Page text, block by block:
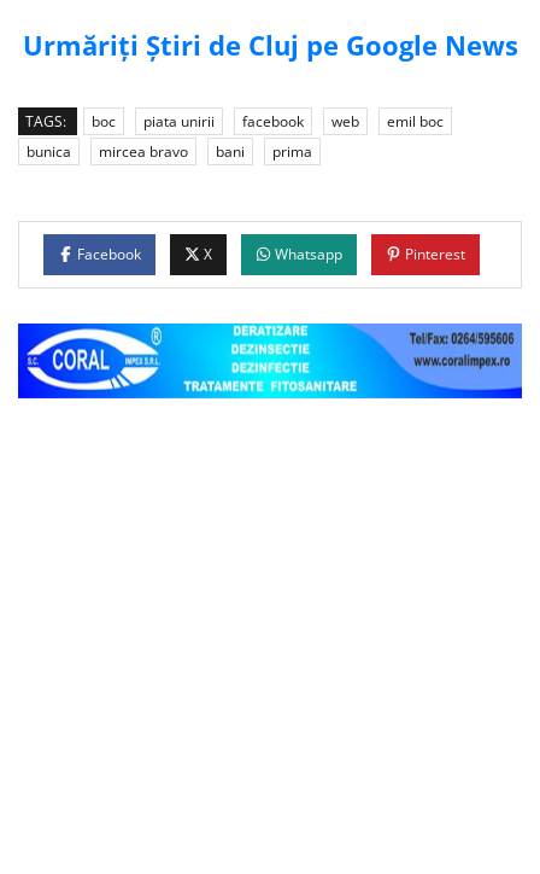
Urmăriți Știri de Cluj pe Google News
TAGS: boc piata unirii facebook web
emil boc
bunica
mircea bravo bani prima
Facebook X Whatsapp Pinterest